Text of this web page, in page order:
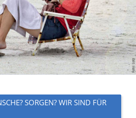
SORGEN? WIR SIND FÜR